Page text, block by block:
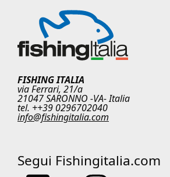
FISHING ITALIA
via Ferrari, 21/a
21047 SARONNO -VA- Italia
tel. ++39 0296702040
info@fishingitalia.com
Segui Fishingitalia.com